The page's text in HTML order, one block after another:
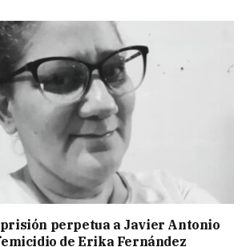
prisión perpetua a Javier Antonio
de Erika Fernández